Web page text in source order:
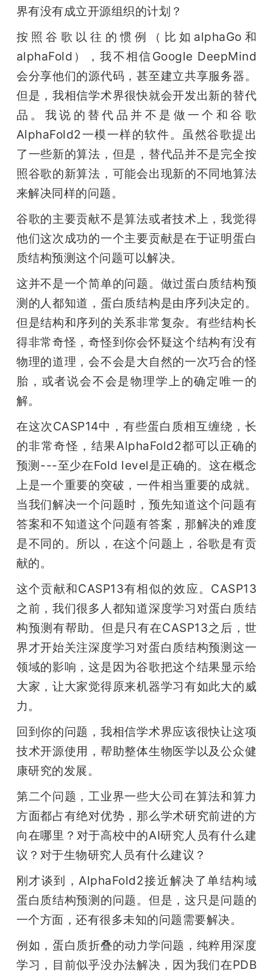
界有没有成立开源组织的计划？
按照谷歌以往的惯例（比如alphaGo和
alphaFold），我不相信Google DeepMind
会分享他们的源代码，甚至建立共享服务器。
但是，我相信学术界很快就会开发出新的替代
品。我说的替代品并不是做一个和谷歌
AlphaFold2一模一样的软件。虽然谷歌提出
了一些新的算法，但是，替代品并不是完全按
照谷歌的新算法，可能会出现新的不同地算法
来解决同样的问题。
谷歌的主要贡献不是算法或者技术上，我觉得
他们这次成功的一个主要贡献是在于证明蛋白
质结构预测这个问题可以解决。
这并不是一个简单的问题。做过蛋白质结构预
测的人都知道，蛋白质结构是由序列决定的。
但是结构和序列的关系非常复杂。有些结构长
得非常奇怪，奇怪到你会怀疑这个结构有没有
物理的道理，会不会是大自然的一次巧合的怪
胎，或者说会不会是物理学上的确定唯一的
解。
在这次CASP14中，有些蛋白质相互缠绕，长
的非常奇怪，结果AlphaFold2都可以正确的
预测---至少在Fold level是正确的。这在概念
上是一个重要的突破，一件相当重要的成就。
当我们解决一个问题时，预先知道这个问题有
答案和不知道这个问题有答案，那解决的难度
是不同的。所以，在这个问题上，谷歌是有贡
献的。
这个贡献和CASP13有相似的效应。CASP13
之前，我们很多人都知道深度学习对蛋白质结
构预测有帮助。但是只有在CASP13之后，世
界才开始关注深度学习对蛋白质结构预测这一
领域的影响，这是因为谷歌把这个结果显示给
大家，让大家觉得原来机器学习有如此大的威
力。
回到你的问题，我相信学术界应该很快让这项
技术开源使用，帮助整体生物医学以及公众健
康研究的发展。
第二个问题，工业界一些大公司在算法和算力
方面都占有绝对优势，那么学术研究前进的方
向在哪里？对于高校中的AI研究人员有什么建
议？对于生物研究人员有什么建议？
刚才谈到，AlphaFold2接近解决了单结构域
蛋白质结构预测的问题。但是，这只是问题的
一个方面，还有很多未知的问题需要解决。
例如，蛋白质折叠的动力学问题，纯粹用深度
学习，目前似乎没办法解决，因为我们在PDB